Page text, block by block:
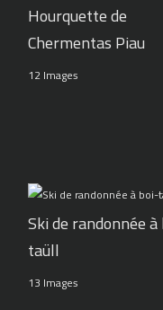
Hourquette de
Chermentas Piau
12 Images
Ski de randonnée
taüll
13 Images